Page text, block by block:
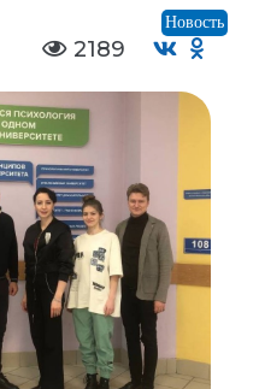
Новость
2189